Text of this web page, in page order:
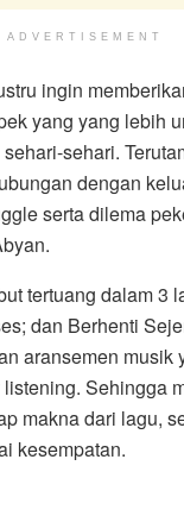
ADVERTISEMENT
ingin
yang yang lebih
sehari.
dengan
serta dilema
tertuang dalam 3
dan Berhenti
aransemen musik
Sehingga
makna dari lagu,
kesempatan.